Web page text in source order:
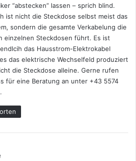
“abstecken” lassen – sprich blind.
ist nicht die Steckdose selbst meist das
sondern die gesamte Verkabelung die
einzelnen Steckdosen führt. Es ist
das Hausstrom-Elektrokabel
das elektrische Wechselfeld produziert
die Steckdose alleine. Gerne rufen
für eine Beratung an unter +43 5574